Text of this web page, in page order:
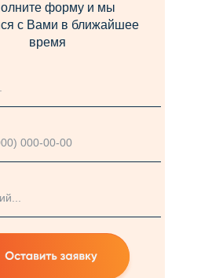
форму и мы
с Вами в ближайшее
время